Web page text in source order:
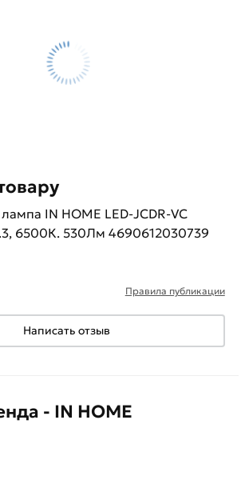
IN HOME LED-JCDR-VC
6500К. 530Лм 4690612030739
Правила публикации
Написать отзыв
- IN HOME